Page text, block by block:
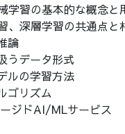
習の基本的な概念と
深層学習の共通点と
論
データ形式
ルの学習方法
ゴリズム
ジドAI/MLサービス